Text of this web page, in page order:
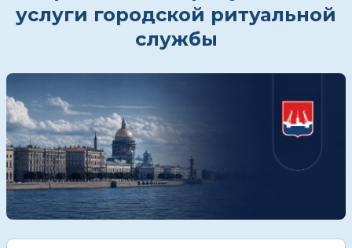
услуги городской ритуальной
службы